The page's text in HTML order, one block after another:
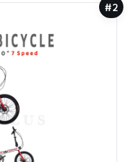
#2